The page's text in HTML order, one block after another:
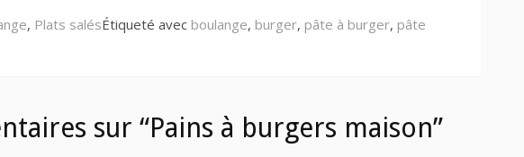
, Plats salésÉtiqueté avec boulange, burger, pâte à burger, pâte
sur “Pains à burgers maison”